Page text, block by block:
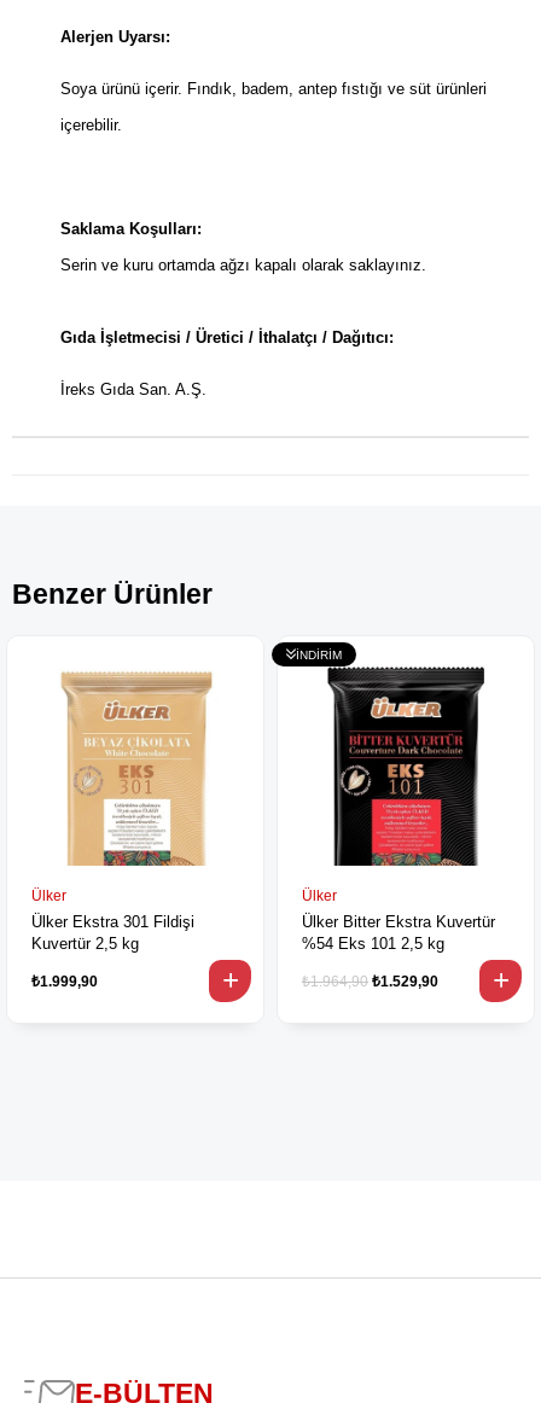
Alerjen Uyarsı:
Soya ürünü içerir. Fındık, badem, antep fıstığı ve süt ürünleri
içerebilir.
Saklama Koşulları:
Serin ve kuru ortamda ağzı kapalı olarak saklayınız.
Gıda İşletmecisi / Üretici / İthalatçı / Dağıtıcı:
İreks Gıda San. A.Ş.
Benzer Ürünler
Ülker
Ülker Ekstra 301 Fildişi
Kuvertür 2,5 kg
₺1.999,90
Ülker
Ülker Bitter Ekstra Kuvertür
%54 Eks 101 2,5 kg
₺1.529,90
₺1.964,90
E-BÜLTEN